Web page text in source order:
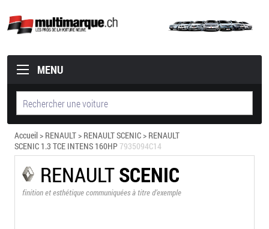
MENU
Accueil> RENAULT> RENAULT SCENIC> RENAULT
SCENIC 1.3 TCE INTENS 160HP 7935094C14
RENAULTSCENIC
finition et esthétique communiquées à titre d’exemple